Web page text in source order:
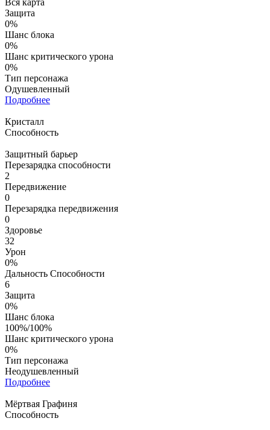
Защита
0%
Шанс блока
0%
Шанс критического урона
0%
Тип персонажа
Одушевленный
Подробнее
Кристалл
Способность
Защитный барьер
Перезарядка способности
2
Передвижение
0
Перезарядка передвижения
0
Здоровье
32
Урон
0%
Дальность Способности
6
Защита
0%
Шанс блока
100%/100%
Шанс критического урона
0%
Тип персонажа
Неодушевленный
Подробнее
Мёртвая Графиня
Способность